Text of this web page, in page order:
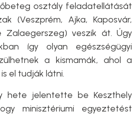
osztály feladatellátását
(Veszprém, Ajka, Kaposvár,
Zalaegerszeg) veszik át. Úgy
így olyan egészségügyi
a kismamák, ahol a
el tudják látni.
hete jelentette be Keszthely
minisztériumi egyeztetést